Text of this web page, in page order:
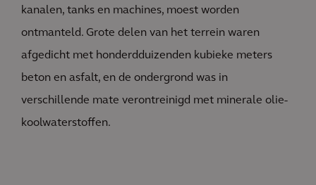
kanalen, tanks en machines, moest worden
ontmanteld. Grote delen van het terrein waren
afgedicht met honderdduizenden kubieke meters
beton en asfalt, en de ondergrond was in
verschillende mate verontreinigd met minerale olie-
koolwaterstoffen.